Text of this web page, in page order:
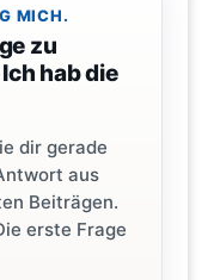
MICH.
zu
hab die
dir gerade
aus
Beiträgen.
erste Frage